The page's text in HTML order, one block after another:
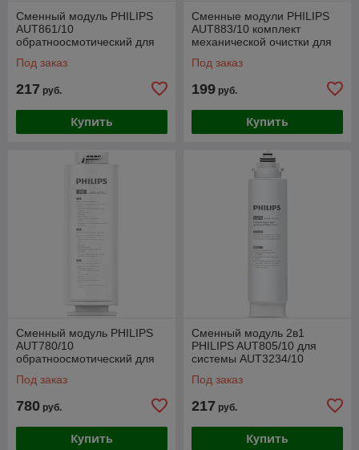
Сменный модуль PHILIPS
AUT861/10
обратноосмотический для
Под заказ
217 руб.
Купить
Сменные модули PHILIPS
AUT883/10 комплект
механической очистки для
Под заказ
199 руб.
Купить
Сменный модуль PHILIPS
AUT780/10
обратноосмотический для
Под заказ
780 руб.
Купить
Сменный модуль 2в1
PHILIPS AUT805/10 для
системы AUT3234/10
Под заказ
217 руб.
Купить